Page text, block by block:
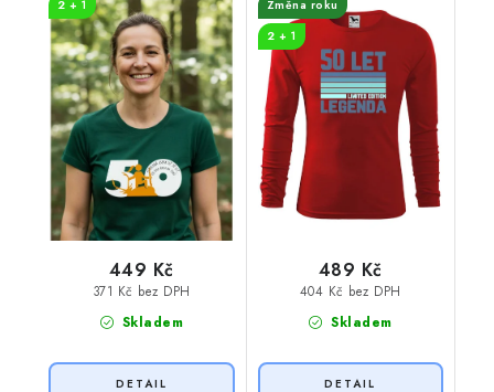
2 + 1
Skladem
371 Kč bez DPH
449 Kč
Změna roku
2 + 1
Skladem
404 Kč bez DPH
489 Kč